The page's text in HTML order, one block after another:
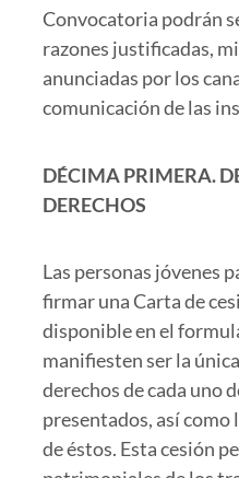
Convocatoria podrán
razones justificadas,
anunciadas por los
comunicación de las
DÉCIMA PRIMERA.
DERECHOS
Las personas jóvenes
firmar una Carta de
disponible en el
manifiesten ser la
derechos de cada uno
presentados, así como
de éstos. Esta cesión